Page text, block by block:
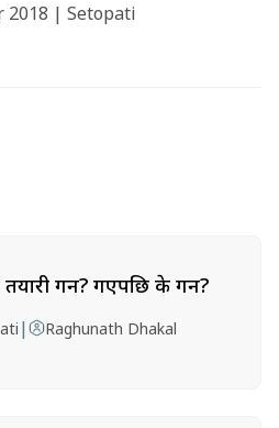
2018 | Setopati
गर्ने? गएपछि के गर्ने?
| Raghunath Dhakal